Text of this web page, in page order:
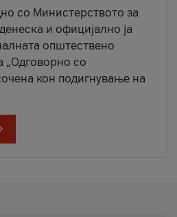
со Министерството за
и официјално ја
општествено
„Одговорно со
кон подигнување на